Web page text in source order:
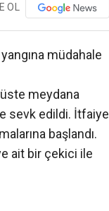
OL
müdahale
meydana
sevk edildi. İtfaiye
başlandı.
ait bir çekici ile